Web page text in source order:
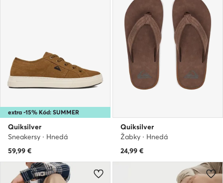
extra -15% Kód: SUMMER
Quiksilver
Sneakersy · Hnedá
59,99 €
Quiksilver
Žabky · Hnedá
24,99 €